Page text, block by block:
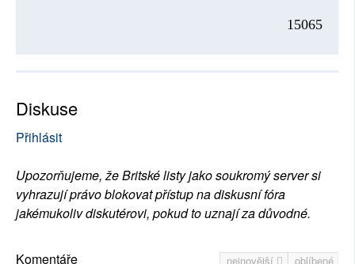
15065
Diskuse
Přihlásit
Upozorňujeme, že Britské listy jako soukromý server si
vyhrazují právo blokovat přístup na diskusní fóra
jakémukoliv diskutérovi, pokud to uznají za důvodné.
nejnovější oblíbené
Komentáře